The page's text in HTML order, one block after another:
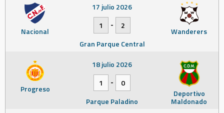
Nacional Wanderers
17 julio 2026
1
-
2
Gran Parque Central
Progreso Deportivo
Maldonado
18 julio 2026
1
-
0
Parque Paladino